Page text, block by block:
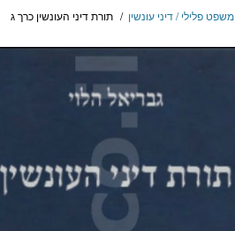
משפט פלילי / דיני עונשין / תורת דיני העונשין כרך ג